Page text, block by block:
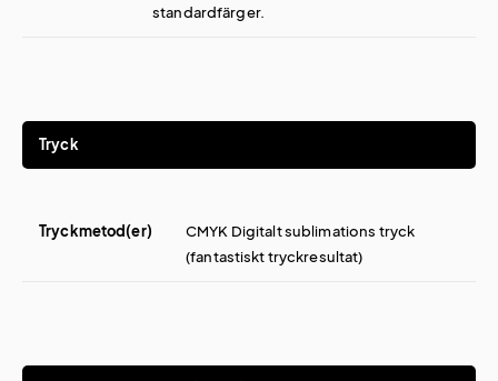
standardfärger.
Tryck
Tryckmetod(er)
CMYK Digitalt sublimations tryck
(fantastiskt tryckresultat)